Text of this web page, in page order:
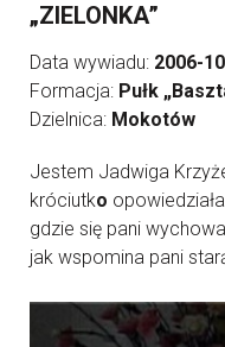
„ZIELONKA”
Data wywiadu: 2006-
Formacja: Pułk
Dzielnica: Mokotów
Jestem Jadwiga
króciutko
gdzie się pani
jak wspomina pani